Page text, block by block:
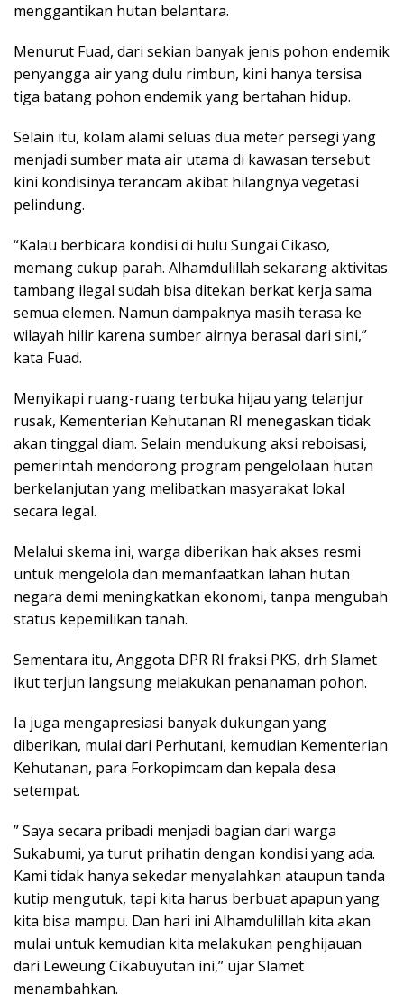
menggantikan hutan belantara.
Menurut Fuad, dari sekian banyak jenis pohon endemik
penyangga air yang dulu rimbun, kini hanya tersisa
tiga batang pohon endemik yang bertahan hidup.
Selain itu, kolam alami seluas dua meter persegi yang
menjadi sumber mata air utama di kawasan tersebut
kini kondisinya terancam akibat hilangnya vegetasi
pelindung.
“Kalau berbicara kondisi di hulu Sungai Cikaso,
memang cukup parah. Alhamdulillah sekarang aktivitas
tambang ilegal sudah bisa ditekan berkat kerja sama
semua elemen. Namun dampaknya masih terasa ke
wilayah hilir karena sumber airnya berasal dari sini,”
kata Fuad.
Menyikapi ruang-ruang terbuka hijau yang telanjur
rusak, Kementerian Kehutanan RI menegaskan tidak
akan tinggal diam. Selain mendukung aksi reboisasi,
pemerintah mendorong program pengelolaan hutan
berkelanjutan yang melibatkan masyarakat lokal
secara legal.
Melalui skema ini, warga diberikan hak akses resmi
untuk mengelola dan memanfaatkan lahan hutan
negara demi meningkatkan ekonomi, tanpa mengubah
status kepemilikan tanah.
Sementara itu, Anggota DPR RI fraksi PKS, drh Slamet
ikut terjun langsung melakukan penanaman pohon.
Ia juga mengapresiasi banyak dukungan yang
diberikan, mulai dari Perhutani, kemudian Kementerian
Kehutanan, para Forkopimcam dan kepala desa
setempat.
” Saya secara pribadi menjadi bagian dari warga
Sukabumi, ya turut prihatin dengan kondisi yang ada.
Kami tidak hanya sekedar menyalahkan ataupun tanda
kutip mengutuk, tapi kita harus berbuat apapun yang
kita bisa mampu. Dan hari ini Alhamdulillah kita akan
mulai untuk kemudian kita melakukan penghijauan
dari Leweung Cikabuyutan ini,” ujar Slamet
menambahkan.